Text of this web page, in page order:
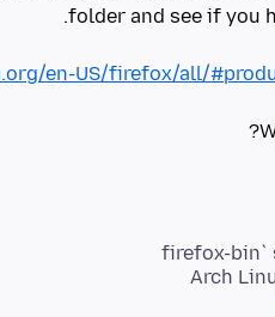
en-US/firefox/all/